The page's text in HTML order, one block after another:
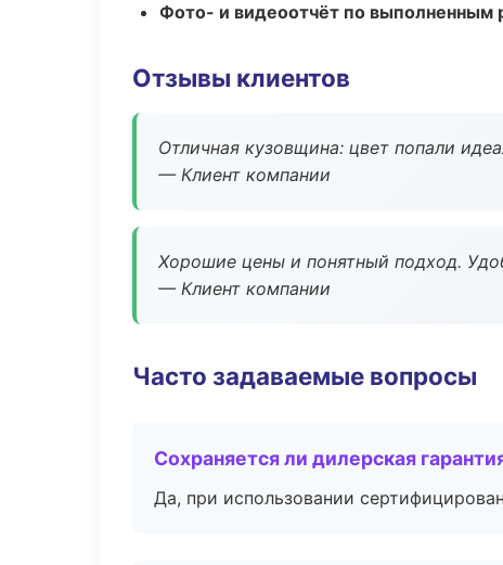
Фото- и видеоотчёт по выполненным
Отзывы клиентов
Отличная кузовщина: цвет попали
— Клиент компании
Хорошие цены и понятный подход.
— Клиент компании
Часто задаваемые вопросы
Сохраняется ли дилерская
Да, при использовании